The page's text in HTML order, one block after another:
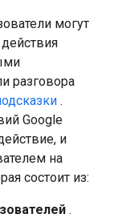
могут
разговора
.
Google
и
на
состоит из:
.